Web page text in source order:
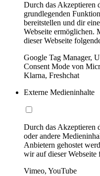
Durch das Akzeptieren
grundlegenden
bereitstellen und dir
Webseite ermöglichen.
dieser Webseite
Google Tag Manager,
Consent Mode von
Klarna, Freshchat
Externe Medieninhalte
Durch das Akzeptieren
oder andere
Anbietern gehostet
wir auf dieser Webseite
Vimeo, YouTube